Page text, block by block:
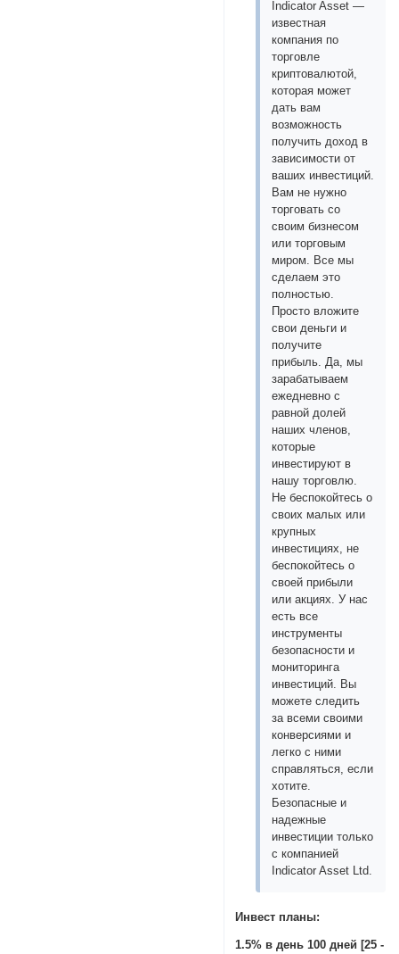
Indicator Asset —
известная
компания по
торговле
криптовалютой,
которая может
дать вам
возможность
получить доход в
зависимости от
ваших инвестиций.
Вам не нужно
торговать со
своим бизнесом
или торговым
миром. Все мы
сделаем это
полностью.
Просто вложите
свои деньги и
получите
прибыль. Да, мы
зарабатываем
ежедневно с
равной долей
наших членов,
которые
инвестируют в
нашу торговлю.
Не беспокойтесь о
своих малых или
крупных
инвестициях, не
беспокойтесь о
своей прибыли
или акциях. У нас
есть все
инструменты
безопасности и
мониторинга
инвестиций. Вы
можете следить
за всеми своими
конверсиями и
легко с ними
справляться, если
хотите.
Безопасные и
надежные
инвестиции только
с компанией
Indicator Asset Ltd.
Инвест планы:
1.5% в день 100 дней [25 -